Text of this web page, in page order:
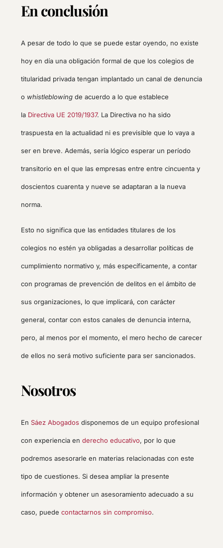
En conclusión
A pesar de todo lo que se puede estar oyendo, no existe
hoy en día una obligación formal de que los colegios de
titularidad privada tengan implantado un canal de denuncia
o whistleblowingde acuerdo a lo que establece
la Directiva UE 2019/1937. La Directiva no ha sido
traspuesta en la actualidad ni es previsible que lo vaya a
ser en breve. Además, sería lógico esperar un período
transitorio en el que las empresas entre entre cincuenta y
doscientos cuarenta y nueve se adaptaran a la nueva
norma.
Esto no significa que las entidades titulares de los
colegios no estén ya obligadas a desarrollar políticas de
cumplimiento normativo y, más específicamente, a contar
con programas de prevención de delitos en el ámbito de
sus organizaciones, lo que implicará, con carácter
general, contar con estos canales de denuncia interna,
pero, al menos por el momento, el mero hecho de carecer
de ellos no será motivo suficiente para ser sancionados.
Nosotros
En Sáez Abogadosdisponemos de un equipo profesional
con experiencia en derecho educativo, por lo que
podremos asesorarle en materias relacionadas con este
tipo de cuestiones. Si desea ampliar la presente
información y obtener un asesoramiento adecuado a su
caso, puede contactarnos sin compromiso.